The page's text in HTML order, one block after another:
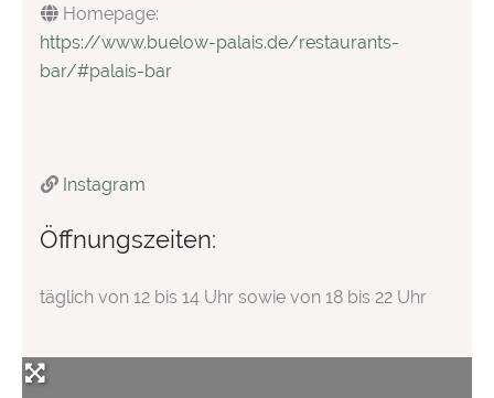
Homepage:
https://www.buelow-palais.de/restaurants-
bar/#palais-bar
Instagram
Öffnungszeiten:
täglich von 12 bis 14 Uhr sowie von 18 bis 22 Uhr